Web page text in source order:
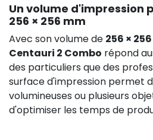
Un volume d'impression
256 × 256 mm
Avec son volume de 256 ×
Centauri 2 Combo répond
des particuliers que des
surface d'impression permet
volumineuses ou plusieurs
d'optimiser les temps de